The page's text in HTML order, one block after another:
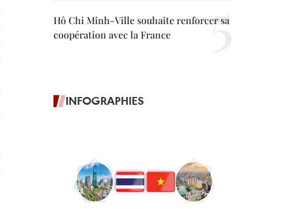
Hô Chi Minh-Ville souhaite renforcer sa
coopération avec la France
INFOGRAPHIES